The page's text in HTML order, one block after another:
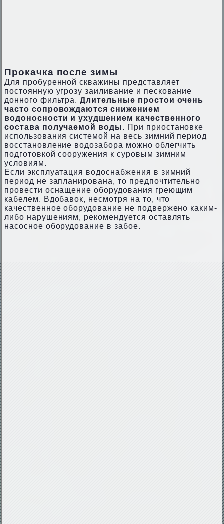
Прокачка после зимы
Для пробуренной скважины представляет
постоянную угрозу заиливание и пескование
донного фильтра.Длительные простои очень
часто сопровождаются снижением
водоносности и ухудшением качественного
состава получаемой воды. При приостановке
использования системой на весь зимний период
восстановление водозабора можно облегчить
подготовкой сооружения к суровым зимним
условиям.
Если эксплуатация водоснабжения в зимний
период не запланирована, то предпочтительно
провести оснащение оборудования греющим
кабелем. Вдобавок, несмотря на то, что
качественное оборудование не подвержено каким-
либо нарушениям, рекомендуется оставлять
насосное оборудование в забое.